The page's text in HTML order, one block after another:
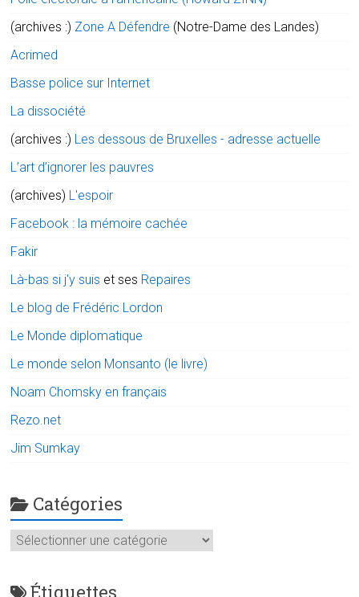
(archives :) Zone A Défendre (Notre-Dame des Landes)
Acrimed
Basse police sur Internet
La dissociété
(archives :) Les dessous de Bruxelles - adresse actuelle
L’art d’ignorer les pauvres
(archives) L'espoir
Facebook : la mémoire cachée
Fakir
Là-bas si j'y suis et ses Repaires
Le blog de Frédéric Lordon
Le Monde diplomatique
Le monde selon Monsanto (le livre)
Noam Chomsky en français
Rezo.net
Jim Sumkay
Catégories
Catégories
Étiquettes